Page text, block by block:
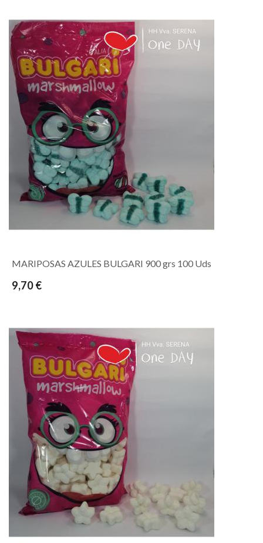
MARIPOSAS AZULES BULGARI 900 grs 100 Uds
9,70 €